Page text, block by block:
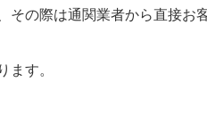
その際は通関業者から直接お
ます。